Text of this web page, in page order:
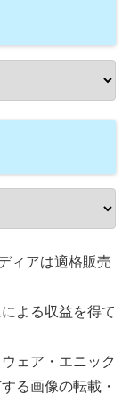
ィアは適格販売
よる収益を得て
ェア・エニック
る画像の転載・